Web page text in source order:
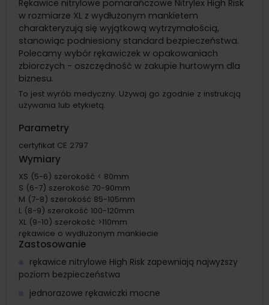
Rękawice nitrylowe pomarańczowe Nitrylex High Risk
w rozmiarze XL z wydłużonym mankietem
charakteryzują się wyjątkową wytrzymałością,
stanowiąc podniesiony standard bezpieczeństwa.
Polecamy wybór rękawiczek w opakowaniach
zbiorczych - oszczędność w zakupie hurtowym dla
biznesu.
To jest wyrób medyczny. Używaj go zgodnie z instrukcją
używania lub etykietą.
Parametry
certyfikat CE 2797
Wymiary
XS (5-6) szerokość < 80mm
S (6-7) szerokość 70-90mm
M (7-8) szerokość 85-105mm
L (8-9) szerokość 100-120mm
XL (9-10) szerokość >110mm
rękawice o wydłużonym mankiecie
Zastosowanie
rękawice nitrylowe High Risk zapewniają najwyższy
poziom bezpieczeństwa
jednorazowe rękawiczki mocne